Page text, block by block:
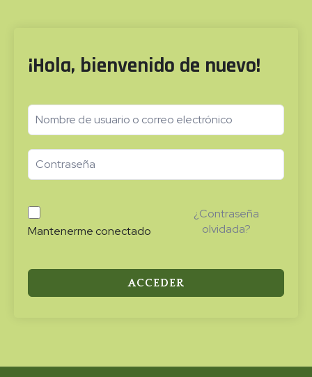
¡Hola, bienvenido de nuevo!
Mantenerme conectado
¿Contraseña
olvidada?
ACCEDER